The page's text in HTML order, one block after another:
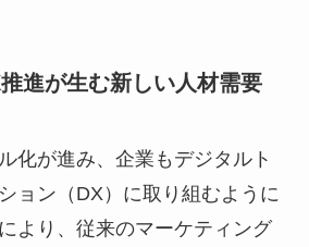
進が生む新しい人材需要
化が進み、企業もデジタルト
ョン（DX）に取り組むように
より、従来のマーケティング